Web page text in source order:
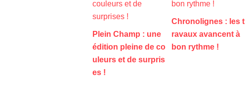
Plein Champ : une
édition pleine de co
uleurs et de surpris
es !
Chronolignes : les t
ravaux avancent à
bon rythme !